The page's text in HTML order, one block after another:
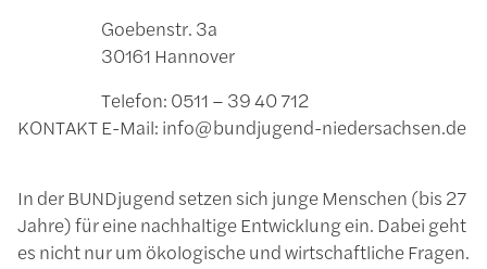
KONTAKT
Goebenstr. 3a
30161 Hannover
Telefon: 0511 – 39 40 712
E-Mail: info@bundjugend-niedersachsen.de
In der BUNDjugend setzen sich junge Menschen (bis 27
Jahre) für eine nachhaltige Entwicklung ein. Dabei geht
es nicht nur um ökologische und wirtschaftliche Fragen.